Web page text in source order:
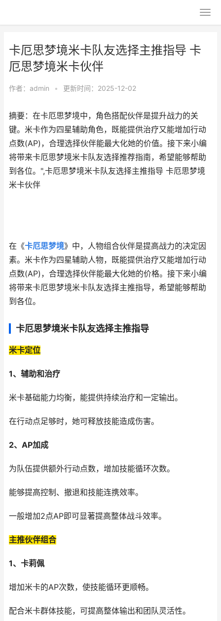
卡厄思梦境米卡队友选择主推指导 卡
厄思梦境米卡伙伴
作者： admin • 更新时间：2025-12-02
摘要：在卡厄思梦境中，角色搭配伙伴是提升战力的关
键。米卡作为四星辅助角色，既能提供治疗又能增加行动
点数(AP)，合理选择伙伴能最大化她的价值。接下来小编
将带来卡厄思梦境米卡队友选择推荐指南，希望能够帮助
到各位。",卡厄思梦境米卡队友选择主推指导 卡厄思梦境
米卡伙伴
在《卡厄思梦境》中，人物组合伙伴是提高战力的决定因
素。米卡作为四星辅助人物，既能提供治疗又能增加行动
点数(AP)，合理选择伙伴能最大化她的价格。接下来小编
将带来卡厄思梦境米卡队友选择主推指导，希望能够帮助
到各位。
卡厄思梦境米卡队友选择主推指导
米卡定位
1、辅助和治疗
米卡基础能力均衡，能提供持续治疗和一定输出。
在行动点足够时，她可释放技能造成伤害。
2、AP加成
为队伍提供额外行动点数，增加技能循环次数。
能够提高控制、撤退和技能连携效率。
一般增加2点AP即可显著提高整体战斗效率。
主推伙伴组合
1、卡莉佩
增加米卡的AP次数，使技能循环更顺畅。
配合米卡群体技能，可提高整体输出和团队灵活性。